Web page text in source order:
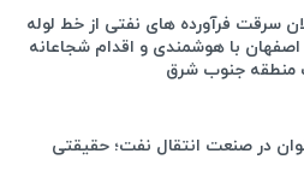
سرقت فرآورده های نفتی از خط لوله
اصفهان با هوشمندی و اقدام شجاعانه
منطقه جنوب شرق
در صنعت انتقال نفت؛ حقیقتی